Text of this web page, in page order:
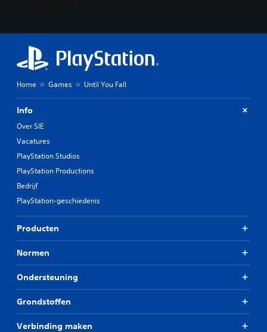
Home Games Until You Fall
Info
Over SIE
Vacatures
PlayStation Studios
PlayStation Productions
Bedrijf
PlayStation-geschiedenis
Producten
Normen
Ondersteuning
Grondstoffen
Verbinding maken